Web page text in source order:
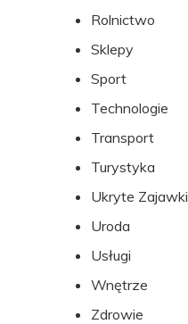
Rolnictwo
Sklepy
Sport
Technologie
Transport
Turystyka
Ukryte Zajawki
Uroda
Usługi
Wnętrze
Zdrowie